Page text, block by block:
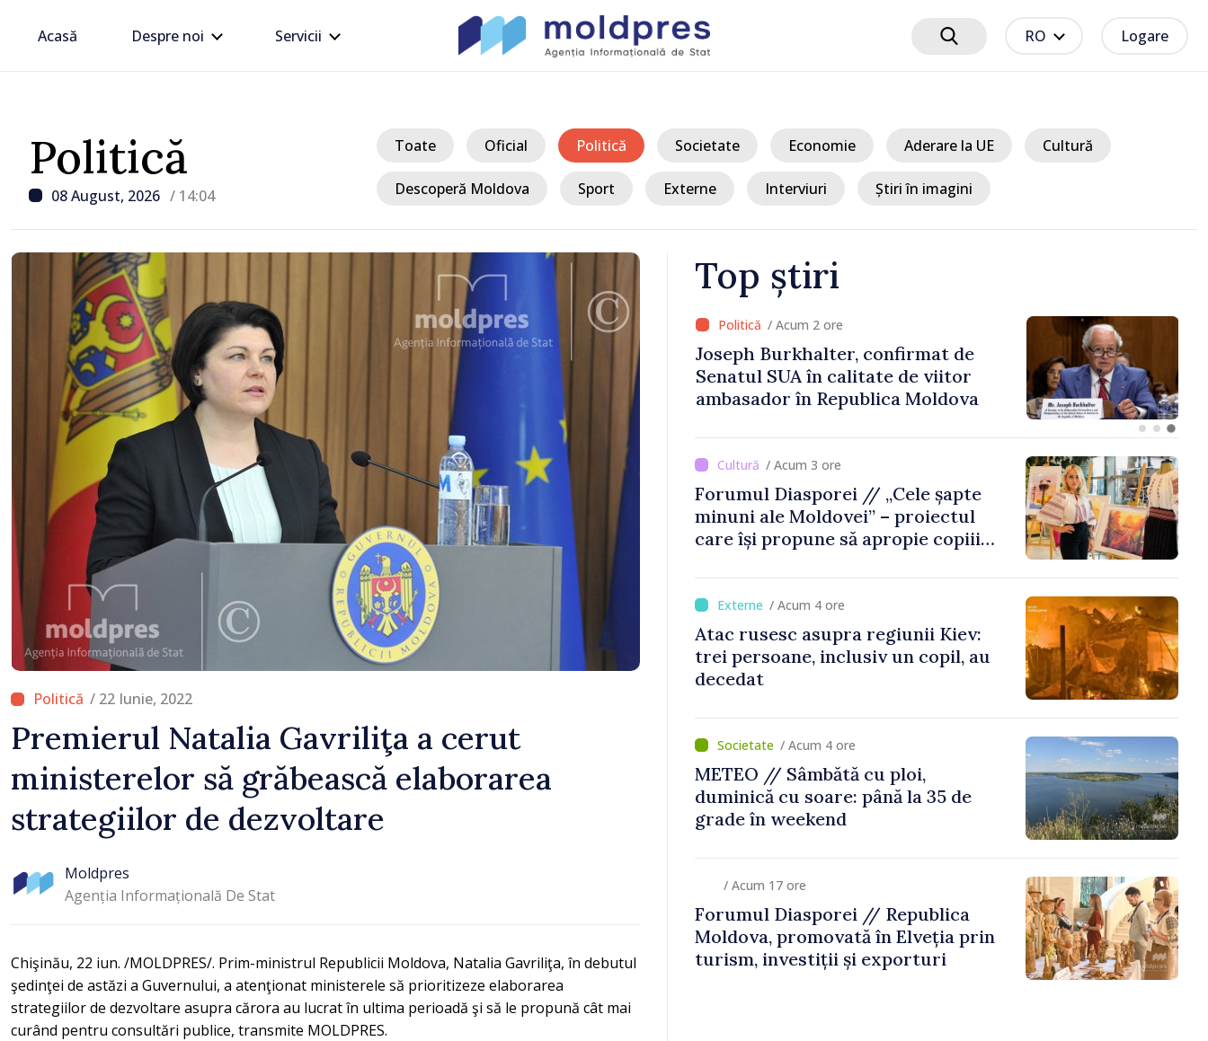
Acasă Despre noi Servicii RO Logare
Politică
08 August, 2026 / 14:04
Toate Oficial Politică Societate Economie Aderare la UE Cultură
Descoperă Moldova Sport Externe Interviuri Știri în imagini
/ 22 Iunie, 2022
Premierul Natalia Gavriliţa a cerut
ministerelor să grăbească elaborarea
strategiilor de dezvoltare
Moldpres
Agenția Informațională De Stat
Chişinău, 22 iun. /MOLDPRES/. Prim-ministrul Republicii Moldova, Natalia Gavriliţa, în debutul
şedinţei de astăzi a Guvernului, a atenţionat ministerele să prioritizeze elaborarea
strategiilor de dezvoltare asupra cărora au lucrat în ultima perioadă şi să le propună cât mai
curând pentru consultări publice, transmite MOLDPRES.
Top știri
/ Acum 1 oră
Moldova sunt EU // Tamara
Șchiopu, antreprenoarea care
construiește punți între Marea
Britanie și Republica Moldova
/ Acum 2 ore
Joseph Burkhalter, confirmat de
Senatul SUA în calitate de viitor
ambasador în Republica Moldova
/ Acum 3 ore
Forumul Diasporei // „Cele șapte
minuni ale Moldovei” – proiectul
care își propune să apropie copiii
/ Acum 4 ore
Atac rusesc asupra regiunii Kiev:
trei persoane, inclusiv un copil, au
decedat
/ Acum 4 ore
METEO // Sâmbătă cu ploi,
duminică cu soare: până la 35 de
grade în weekend
/ Acum 17 ore
Forumul Diasporei // Republica
Moldova, promovată în Elveția prin
turism, investiții și exporturi